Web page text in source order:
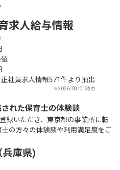
求人給与情報
社員求人情報571件より抽出
※2026/08/01時点
れた保育士の体験談
録いただき、東京都の事業所に転
の方々の体験談や利用満足度をご
兵庫県)